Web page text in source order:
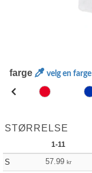
farge velg en farge
STØRRELSE
1-11
S 57.99 kr